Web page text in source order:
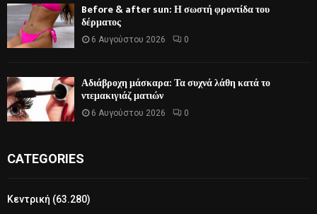
Before & after sun: Η σωστή φροντίδα του
δέρματος
6 Αυγούστου 2026 0
Αδιάβροχη μάσκαρα: Τα συχνά λάθη κατά το
ντεμακιγιάζ ματιών
6 Αυγούστου 2026 0
CATEGORIES
Κεντρική (63.280)